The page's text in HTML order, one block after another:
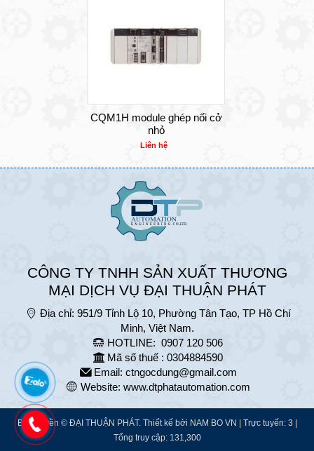
CQM1H module ghép nối cở
nhỏ
Liên hệ
CÔNG TY TNHH SẢN XUẤT THƯƠNG
MẠI DỊCH VỤ ĐẠI THUẬN PHÁT
Địa chỉ: 951/9 Tỉnh Lộ 10, Phường Tân Tạo, TP Hồ Chí
Minh, Việt Nam.
HOTLINE: 0907 120 506
Mã số thuế : 0304884590
Email: ctngocdung@gmail.com
Website: www.dtphatautomation.com
Bản quyền © ĐẠI THUẬN PHÁT. Thiết kế bởi NAM BO VN
| Trực tuyến: 3 |
Tổng truy cập: 131,300